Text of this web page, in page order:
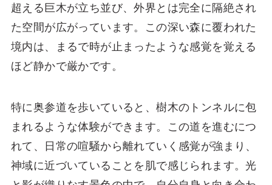
超える巨木が立ち並び、外界とは完全に隔絶され
た空間が広がっています。この深い森に覆われた
境内は、まるで時が止まったような感覚を覚える
ほど静かで厳かです。
特に奥参道を歩いていると、樹木のトンネルに包
まれるような体験ができます。この道を進むにつ
れて、日常の喧騒から離れていく感覚が強まり、
神域に近づいていることを肌で感じられます。光